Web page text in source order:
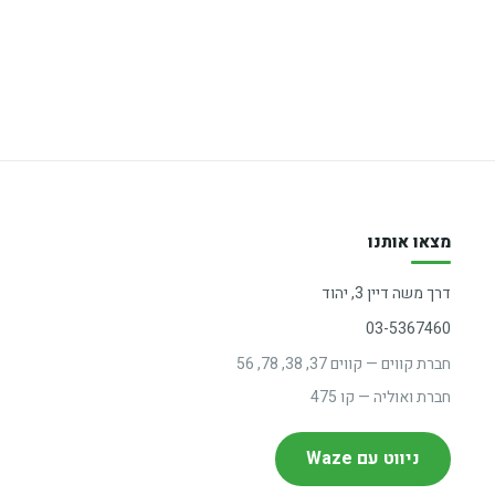
מצאו אותנו
דרך משה דיין 3, יהוד
03-5367460
חברת קווים — קווים 37, 38, 78, 56
חברת ואוליה — קו 475
ניווט עם Waze